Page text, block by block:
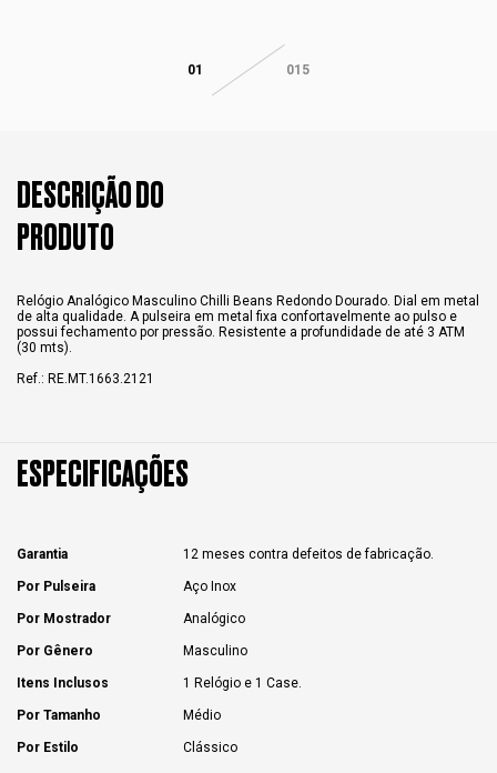
01 015
DESCRIÇÃO DO
PRODUTO
Relógio Analógico Masculino Chilli Beans Redondo Dourado. Dial em metal
de alta qualidade. A pulseira em metal fixa confortavelmente ao pulso e
possui fechamento por pressão. Resistente a profundidade de até 3 ATM
(30 mts).
Ref.: RE.MT.1663.2121
ESPECIFICAÇÕES
Garantia 12 meses contra defeitos de fabricação.
Por Pulseira Aço Inox
Por Mostrador Analógico
Por Gênero Masculino
Itens Inclusos 1 Relógio e 1 Case.
Por Tamanho Médio
Por Estilo Clássico